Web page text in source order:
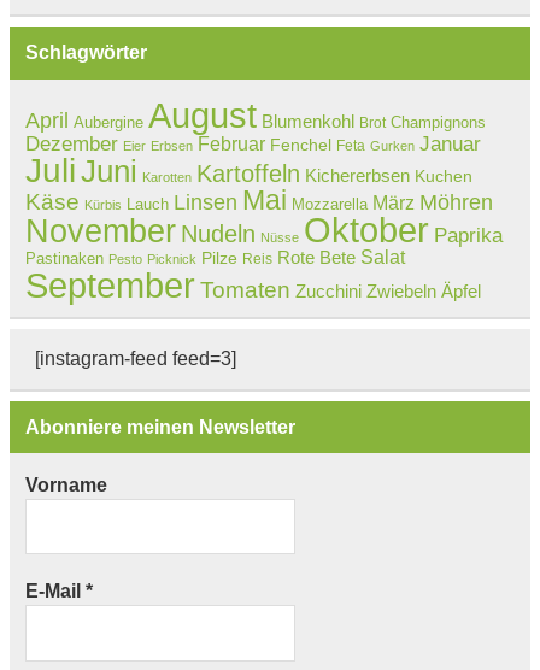
Schlagwörter
April Aubergine August Blumenkohl Brot Champignons
Dezember Eier Erbsen Februar Fenchel Feta Gurken Januar
JuliJuni Karotten Kartoffeln Kichererbsen Kuchen
Käse Kürbis Lauch Linsen Mai Mozzarella März Möhren
November Nudeln Nüsse Oktober Paprika
Pastinaken Pesto Picknick Pilze Reis Rote Bete Salat
September Tomaten Zucchini Zwiebeln Äpfel
[instagram-feed feed=3]
Abonniere meinen Newsletter
Vorname
E-Mail *